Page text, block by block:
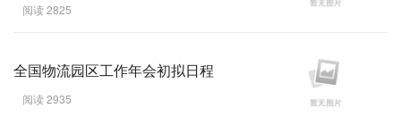
阅读 2825
全国物流园区工作年会初拟日程
阅读 2935